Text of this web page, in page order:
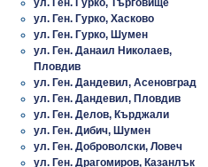
ул. Ген. Гурко, Търговище
ул. Ген. Гурко, Хасково
ул. Ген. Гурко, Шумен
ул. Ген. Данаил Николаев,
Пловдив
ул. Ген. Дандевил, Асеновград
ул. Ген. Дандевил, Пловдив
ул. Ген. Делов, Кърджали
ул. Ген. Дибич, Шумен
ул. Ген. Доброволски, Ловеч
ул. Ген. Драгомиров, Казанлък